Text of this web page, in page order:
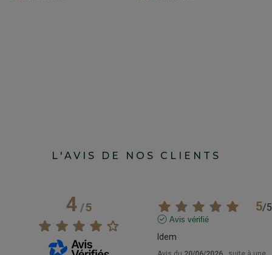
L'AVIS DE NOS CLIENTS
4/5 5/5
Avis vérifié
Idem